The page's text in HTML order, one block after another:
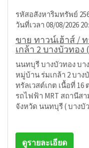
รหัสอสังหาริมทรัพย์
วันที่เวลา 08/08/2026
ขาย ทาวน์เฮ้าส์ /
เกล้า 2 บางบัวทอง
นนทบุรี บางบัวทอง บา
หมู่บ้าน ร่มเกล้า 2 บาง
ทรัลเวสต์เกต เนื้อที่
รถไฟฟ้า MRT สถานีส
จังหวัด นนทบุรี ( บางบั
ดูรายละเอียด